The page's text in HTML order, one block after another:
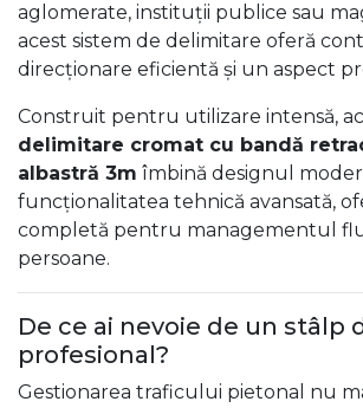
aglomerate, instituții publice sau
acest sistem de delimitare oferă
direcționare eficientă și un aspect
Construit pentru utilizare intensă,
delimitare cromat cu bandă
albastră 3m îmbină designul
funcționalitatea tehnică avansată,
completă pentru managementul
persoane.
De ce ai nevoie de un stâlp
profesional?
Gestionarea traficului pietonal nu